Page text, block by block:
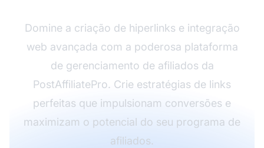
Domine a criação de hiperlinks e integração
web avançada com a poderosa plataforma
de gerenciamento de afiliados da
PostAffiliatePro. Crie estratégias de links
perfeitas que impulsionam conversões e
maximizam o potencial do seu programa de
afiliados.